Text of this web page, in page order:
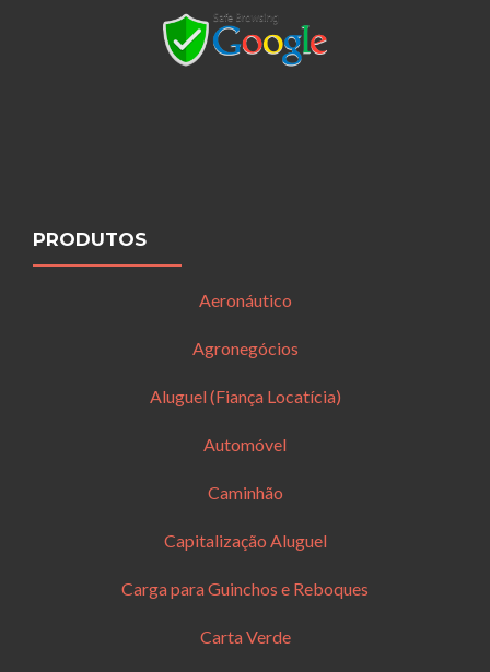
PRODUTOS
Aeronáutico
Agronegócios
Aluguel (Fiança Locatícia)
Automóvel
Caminhão
Capitalização Aluguel
Carga para Guinchos e Reboques
Carta Verde